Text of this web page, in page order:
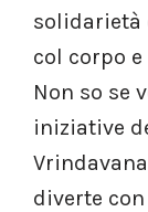
solidarietà
col corpo
Non so se
iniziative
diverte